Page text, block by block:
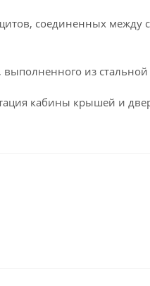
соединенных
выполненного из
кабины крышей и